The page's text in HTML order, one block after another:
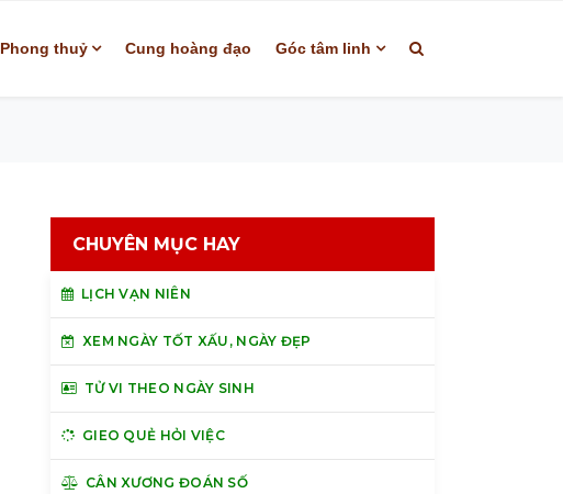
Phong thuỷ Cung hoàng đạo Góc tâm linh
CHUYÊN MỤC HAY
LỊCH VẠN NIÊN
XEM NGÀY TỐT XẤU, NGÀY ĐẸP
TỬ VI THEO NGÀY SINH
GIEO QUẺ HỎI VIỆC
CÂN XƯƠNG ĐOÁN SỐ